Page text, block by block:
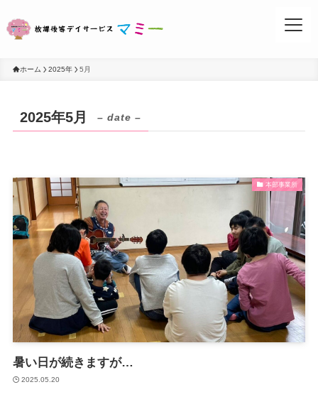
ホーム 2025年 5月
2025年5月 – date –
本部事業所
暑い日が続きますが…
2025.05.20
事業所案内
活動ブログ
マミーについて
放課後等デイサービスとは？
マミーでの1日
月間予定表・カリキュラム